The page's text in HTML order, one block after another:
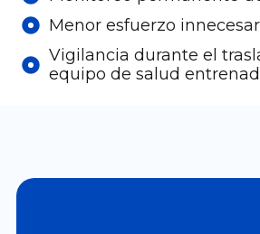
Menor esfuerzo
Vigilancia durante el
equipo de salud